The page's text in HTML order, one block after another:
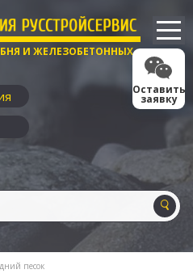
Оставить
заявку
И ЖЕЛЕЗОБЕТОННЫХ
песок